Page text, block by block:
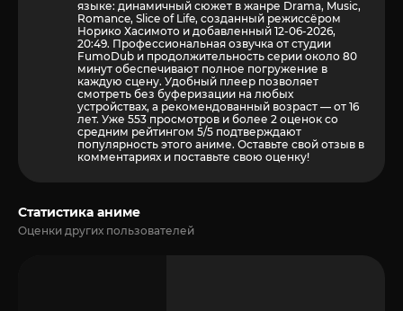
языке: динамичный сюжет в жанре Drama, Music,
Romance, Slice of Life, созданный режиссёром
Норико Хасимото и добавленный 12-06-2026,
20:49. Профессиональная озвучка от студии
FumoDub и продолжительность серии около 80
минут обеспечивают полное погружение в
каждую сцену. Удобный плеер позволяет
смотреть без буферизации на любых
устройствах, а рекомендованный возраст — от 16
лет. Уже 553 просмотров и более 2 оценок со
средним рейтингом 5/5 подтверждают
популярность этого аниме. Оставьте свой отзыв в
комментариях и поставьте свою оценку!
Статистика аниме
Оценки других пользователей